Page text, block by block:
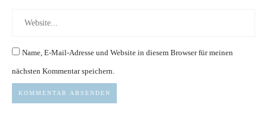
Name, E-Mail-Adresse und Website in diesem Browser für meinen
nächsten Kommentar speichern.